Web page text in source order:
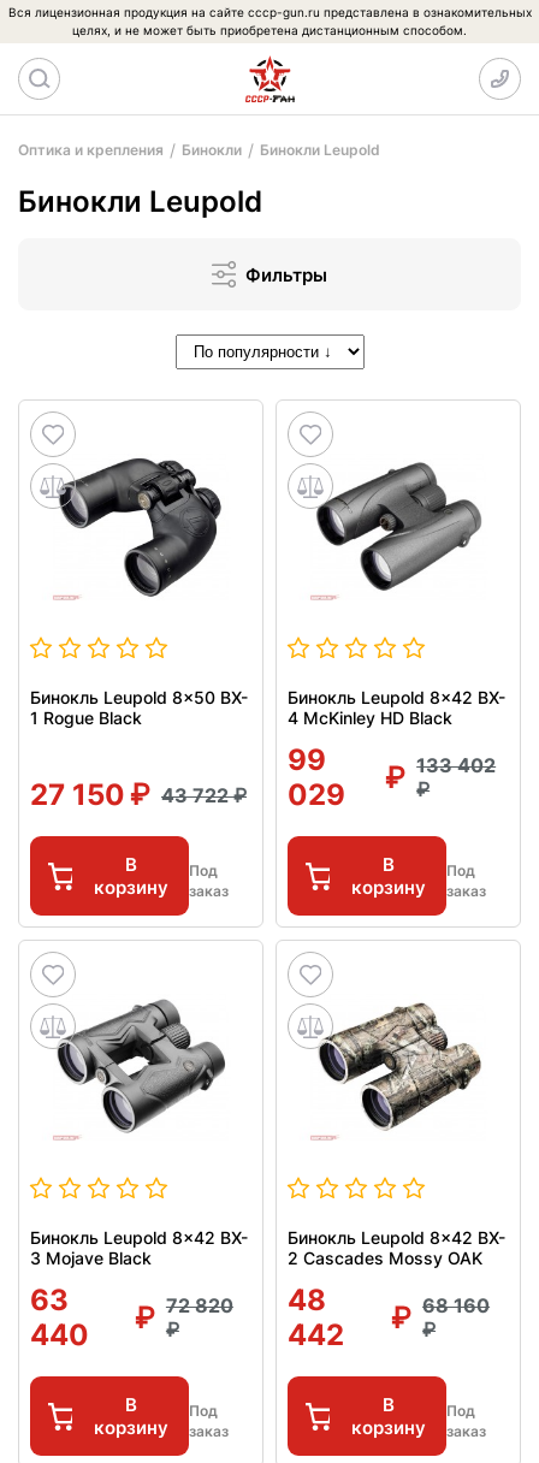
Вся лицензионная продукция на сайте cccp-gun.ru представлена в ознакомительных
целях, и не может быть приобретена дистанционным способом.
Оптика и крепления Бинокли Бинокли Leupold
Бинокли Leupold
Фильтры
Бинокль Leupold 8x50 BX-
1 Rogue Black
27 150 43 722
В
корзину
Под
заказ
Бинокль Leupold 8x42 BX-
4 McKinley HD Black
99
029
133 402
В
корзину
Под
заказ
Бинокль Leupold 8x42 BX-
3 Mojave Black
63
440
72 820
В
корзину
Под
заказ
Бинокль Leupold 8x42 BX-
2 Cascades Mossy OAK
48
442
68 160
В
корзину
Под
заказ